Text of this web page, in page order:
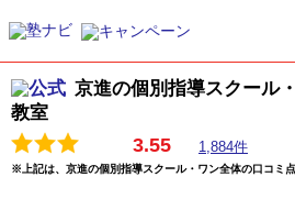
京進の個別指導スクール
教室
3.55 1,884件
※上記は、京進の個別指導スクール・ワン全体の口コミ